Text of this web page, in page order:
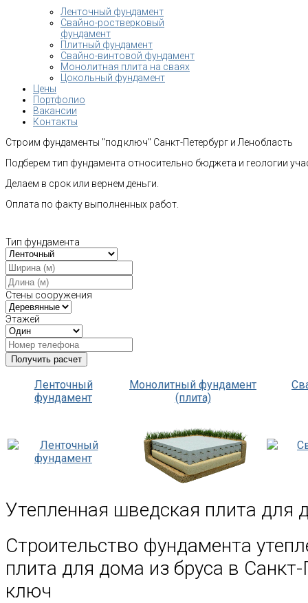
Ленточный фундамент
Свайно-ростверковый
фундамент
Плитный фундамент
Свайно-винтовой фундамент
Монолитная плита на сваях
Цокольный фундамент
Цены
Портфолио
Вакансии
Контакты
Строим фундаменты "под ключ" Санкт-Петербург и Ленобласть
Подберем тип фундамента относительно бюджета и геологии
Делаем в срок или вернем деньги.
Оплата по факту выполненных работ.
Тип фундамента
Стены сооружения
Этажей
Ленточный
фундамент
Монолитный фундамент
(плита)
Утепленная шведская плита для
Строительство фундамента
плита для дома из бруса в Санкт-
ключ